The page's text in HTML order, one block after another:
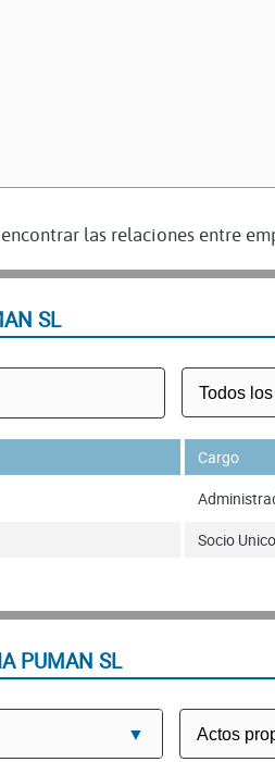
las relaciones entre
SL
Cargo
Socio Unico
PUMAN SL